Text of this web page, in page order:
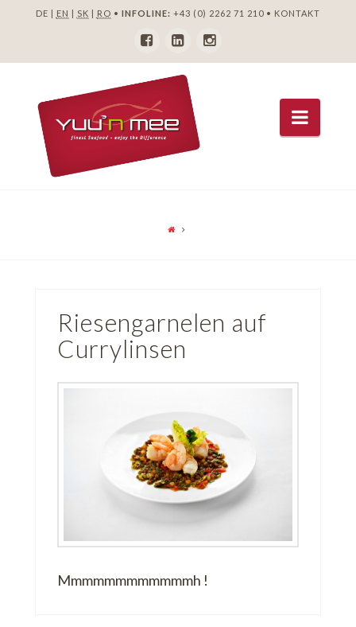
DE | EN | SK | RO • INFOLINE: +43 (0) 2262 71 210• KONTAKT
Riesengarnelen auf
Currylinsen
Mmmmmmmmmmmmh !